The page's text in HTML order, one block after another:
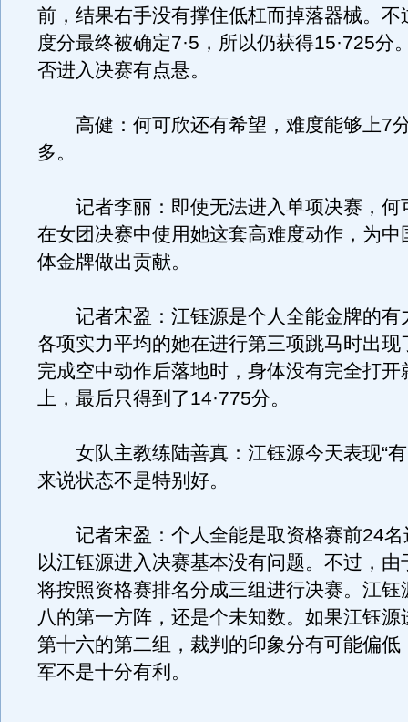
前，结果右手没有撑住低杠而掉落器械。不
度分最终被确定7·5，所以仍获得15·725分
否进入决赛有点悬。
高健：何可欣还有希望，难度能够上7
多。
记者李丽：即使无法进入单项决赛，何
在女团决赛中使用她这套高难度动作，为中
体金牌做出贡献。
记者宋盈：江钰源是个人全能金牌的有
各项实力平均的她在进行第三项跳马时出现
完成空中动作后落地时，身体没有完全打开
上，最后只得到了14·775分。
女队主教练陆善真：江钰源今天表现“有
来说状态不是特别好。
记者宋盈：个人全能是取资格赛前24名
以江钰源进入决赛基本没有问题。不过，
将按照资格赛排名分成三组进行决赛。江钰
八的第一方阵，还是个未知数。如果江钰源
第十六的第二组，裁判的印象分有可能偏低
军不是十分有利。